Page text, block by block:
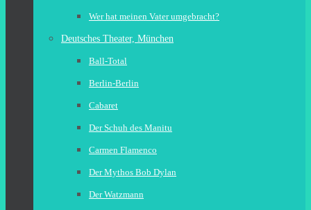
Wer hat meinen Vater umgebracht?
Deutsches Theater, München
Ball-Total
Berlin-Berlin
Cabaret
Der Schuh des Manitu
Carmen Flamenco
Der Mythos Bob Dylan
Der Watzmann